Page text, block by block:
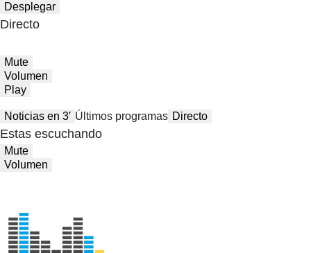
Desplegar
Directo
Mute
Volumen
Play
Noticias en 3′ Últimos programas Directo
Estas escuchando
Mute
Volumen